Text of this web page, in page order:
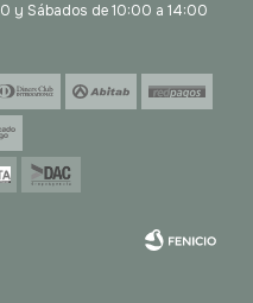
y Sábados de 10:00 a 14:00